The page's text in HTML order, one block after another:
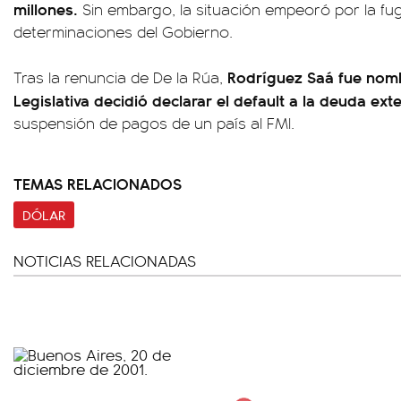
millones. Sin embargo, la situación empeoró por la
determinaciones del Gobierno.
Tras la renuncia de De la Rúa, Rodríguez Saá fue
Legislativa decidió declarar el default a la deuda
suspensión de pagos de un país al FMI.
TEMAS RELACIONADOS
DÓLAR
NOTICIAS RELACIONADAS